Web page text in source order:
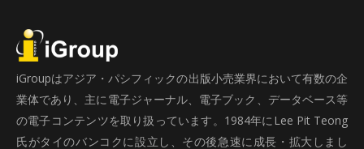
iGroupはアジア・パシフィックの出版小売業界において有数の企
業体であり、主に電子ジャーナル、電子ブック、データベース等
の電子コンテンツを取り扱っています。1984年にLee Pit Teong
氏がタイのバンコクに設立し、その後急速に成長・拡大しまし